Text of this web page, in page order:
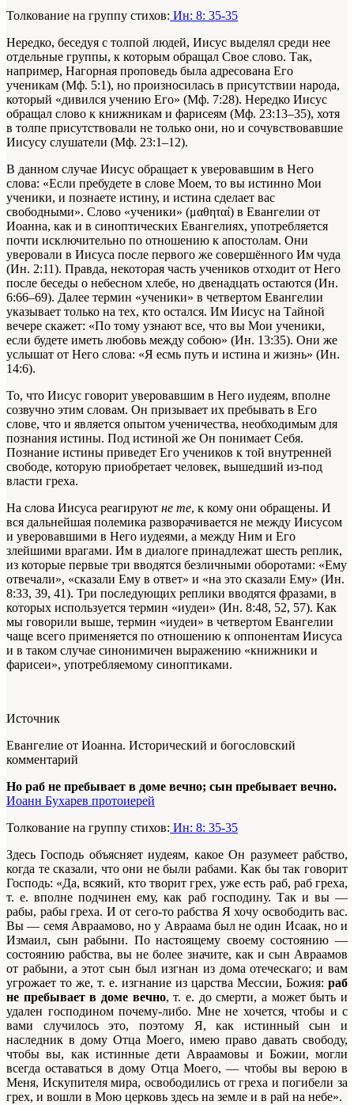
Толкование на группу стихов: Ин: 8: 35-35
Нередко, беседуя с толпой людей, Иисус выделял среди нее
отдельные группы, к которым обращал Свое слово. Так,
например, Нагорная проповедь была адресована Его
ученикам (Мф. 5:1), но произносилась в присутствии народа,
который «дивился учению Его» (Мф. 7:28). Нередко Иисус
обращал слово к книжникам и фарисеям (Мф. 23:13–35), хотя
в толпе присутствовали не только они, но и сочувствовавшие
Иисусу слушатели (Мф. 23:1–12).
В данном случае Иисус обращает к уверовавшим в Него
слова: «Если пребудете в слове Моем, то вы истинно Мои
ученики, и познаете истину, и истина сделает вас
свободными». Слово «ученики» (μαθηταί) в Евангелии от
Иоанна, как и в синоптических Евангелиях, употребляется
почти исключительно по отношению к апостолам. Они
уверовали в Иисуса после первого же совершённого Им чуда
(Ин. 2:11). Правда, некоторая часть учеников отходит от Него
после беседы о небесном хлебе, но двенадцать остаются (Ин.
6:66–69). Далее термин «ученики» в четвертом Евангелии
указывает только на тех, кто остался. Им Иисус на Тайной
вечере скажет: «По тому узнают все, что вы Мои ученики,
если будете иметь любовь между собою» (Ин. 13:35). Они же
услышат от Него слова: «Я есмь путь и истина и жизнь» (Ин.
14:6).
То, что Иисус говорит уверовавшим в Него иудеям, вполне
созвучно этим словам. Он призывает их пребывать в Его
слове, что и является опытом ученичества, необходимым для
познания истины. Под истиной же Он понимает Себя.
Познание истины приведет Его учеников к той внутренней
свободе, которую приобретает человек, вышедший из-под
власти греха.
На слова Иисуса реагируют не те, к кому они обращены. И
вся дальнейшая полемика разворачивается не между Иисусом
и уверовавшими в Него иудеями, а между Ним и Его
злейшими врагами. Им в диалоге принадлежат шесть реплик,
из которые первые три вводятся безличными оборотами: «Ему
отвечали», «сказали Ему в ответ» и «на это сказали Ему» (Ин.
8:33, 39, 41). Три последующих реплики вводятся фразами, в
которых используется термин «иудеи» (Ин. 8:48, 52, 57). Как
мы говорили выше, термин «иудеи» в четвертом Евангелии
чаще всего применяется по отношению к оппонентам Иисуса
и в таком случае синонимичен выражению «книжники и
фарисеи», употребляемому синоптиками.
Источник
Евангелие от Иоанна. Исторический и богословский
комментарий
Но раб не пребывает в доме вечно; сын пребывает вечно.
Иоанн Бухарев протоиерей
Толкование на группу стихов: Ин: 8: 35-35
Здесь Господь объясняет иудеям, какое Он разумеет рабство,
когда те сказали, что они не были рабами. Как бы так говорит
Господь: «Да, всякий, кто творит грех, уже есть раб, раб греха,
т. е. вполне подчинен ему, как раб господину. Так и вы —
рабы, рабы греха. И от сего-то рабства Я хочу освободить вас.
Вы — семя Авраамово, но у Авраама был не один Исаак, но и
Измаил, сын рабыни. По настоящему своему состоянию —
состоянию рабства, вы не более значите, как и сын Авраамов
от рабыни, а этот сын был изгнан из дома отеческаго; и вам
угрожает то же, т. е. изгнание из царства Мессии, Божия: раб
не пребывает в доме вечно, т. е. до смерти, а может быть и
удален господином почему-либо. Мне не хочется, чтобы и с
вами случилось это, поэтому Я, как истинный сын и
наследник в дому Отца Моего, имею право давать свободу,
чтобы вы, как истинные дети Авраамовы и Божии, могли
всегда оставаться в дому Отца Моего, — чтобы вы верою в
Меня, Искупителя мира, освободились от греха и погибели за
грех, и вошли в Мою церковь здесь на земле и в рай на небе».